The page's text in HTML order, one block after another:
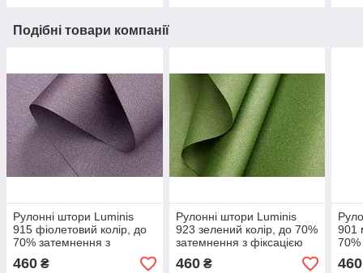
Подібні товари компанії
Рулонні штори Luminis
915 фіолетовий колір, до
70% затемнення з
фіксацією
460 ₴
Рулонні штори Luminis
923 зелений колір, до 70%
затемнення з фіксацією
460₴
901
70%
460